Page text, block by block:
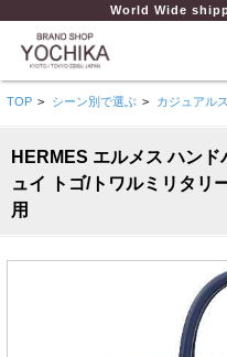
World Wide
TOP > シーン別で選ぶ > カジュアル
HERMES エルメス ハン
ュイ トゴ/トワルミリタリ
用